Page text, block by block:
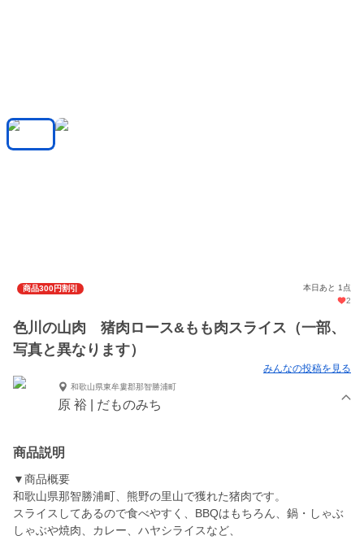
商品300円割引
本日あと 1点
2
色川の山肉 猪肉ロース&もも肉スライス（一部、
写真と異なります）
みんなの投稿を見る
和歌山県東牟婁郡那智勝浦町
原 裕 | だものみち
商品説明
▼商品概要
和歌山県那智勝浦町、熊野の里山で獲れた猪肉です。
スライスしてあるので食べやすく、BBQはもちろん、鍋・しゃぶ
しゃぶや焼肉、カレー、ハヤシライスなど、